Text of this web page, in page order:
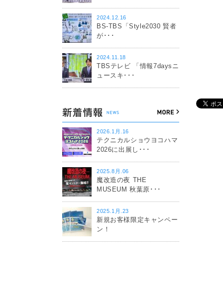
2024.12.16
BS-TBS「Style2030 賢者
が･･･
2024.11.18
TBSテレビ 「情報7daysニ
ュースキ･･･
2026.1月.16
テクニカルショウヨコハマ
2026に出展し･･･
2025.8月.06
魔改造の夜 THE
MUSEUM 秋葉原･･･
2025.1月.23
新規お客様限定キャンペー
ン！